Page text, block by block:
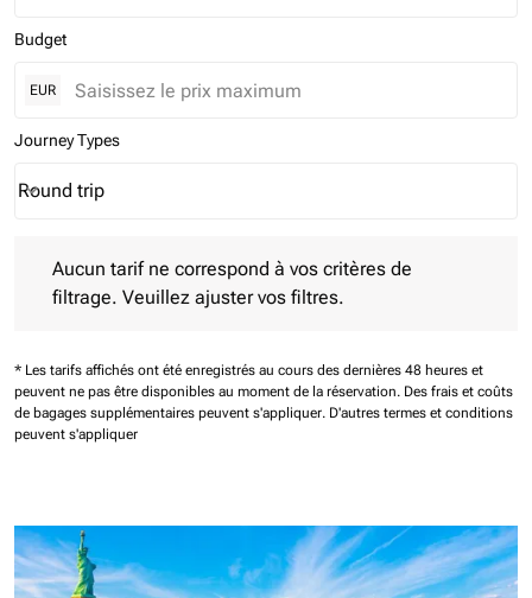
Budget
EUR
Journey Types
Journey Types option Round trip Selected
Round trip
keyboard_arrow_down
Aucun tarif ne correspond à vos critères de
filtrage. Veuillez ajuster vos filtres.
* Les tarifs affichés ont été enregistrés au cours des dernières 48 heures et
peuvent ne pas être disponibles au moment de la réservation. Des frais et coûts
de bagages supplémentaires peuvent s'appliquer. D'autres termes et conditions
peuvent s'appliquer